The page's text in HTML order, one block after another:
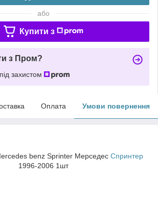
або
Купити з
з Пром?
захистом
Оплата Умови повернення
benz Sprinter Мерседес Спринтер
1996-2006 1шт